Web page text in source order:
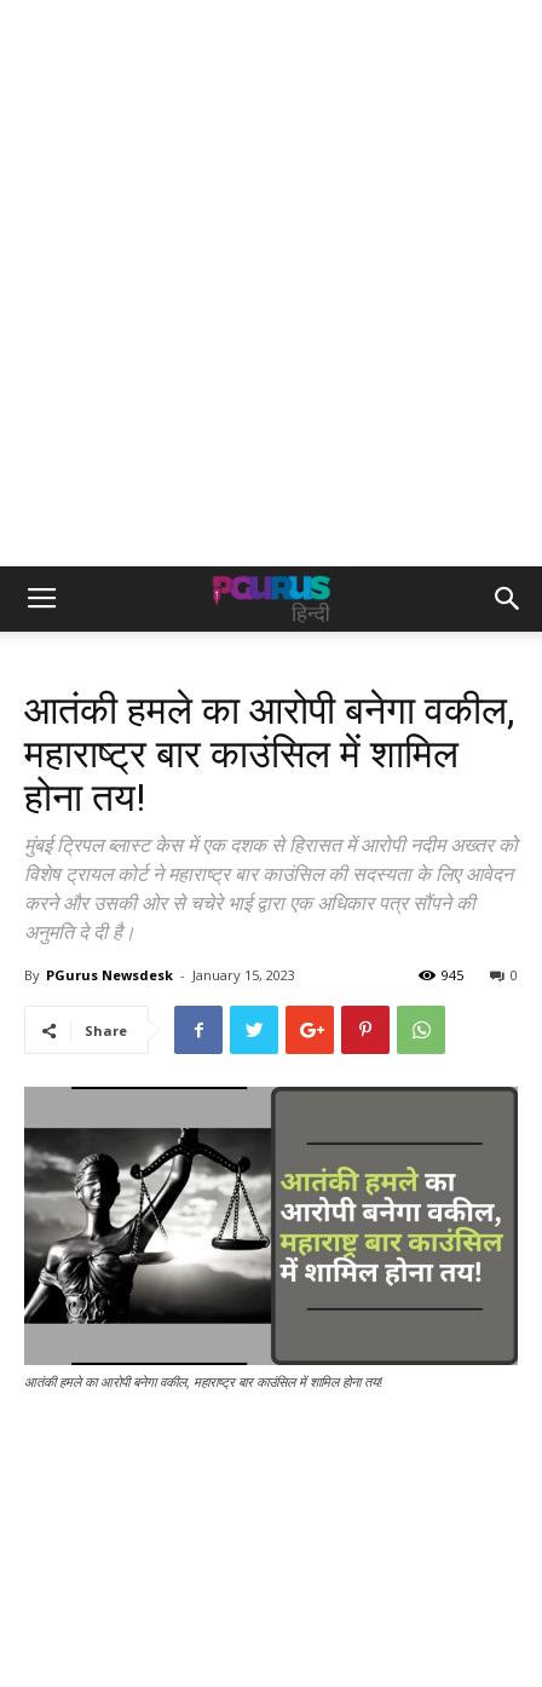
आतंकी हमले का आरोपी बनेगा वकील,
महाराष्ट्र बार काउंसिल में शामिल
होना तय!
मुंबई ट्रिपल ब्लास्ट केस में एक दशक से हिरासत में आरोपी नदीम अख्तर को
विशेष ट्रायल कोर्ट ने महाराष्ट्र बार काउंसिल की सदस्यता के लिए आवेदन
करने और उसकी ओर से चचेरे भाई द्वारा एक अधिकार पत्र सौंपने की
अनुमति दे दी है।
By PGurus Newsdesk - January 15, 2023 0
945
Share
आतंकी हमले का आरोपी बनेगा वकील, महाराष्ट्र बार काउंसिल में शामिल होना तय!